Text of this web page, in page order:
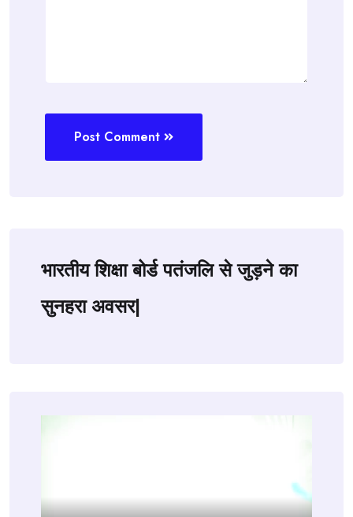
Post Comment
भारतीय शिक्षा बोर्ड पतंजलि से जुड़ने का
सुनहरा अवसर|